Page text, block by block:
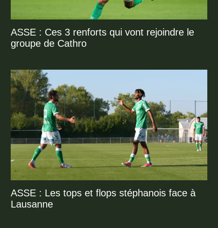
ASSE : Ces 3 renforts qui vont rejoindre le
groupe de Cathro
ASSE : Les tops et flops stéphanois face à
Lausanne